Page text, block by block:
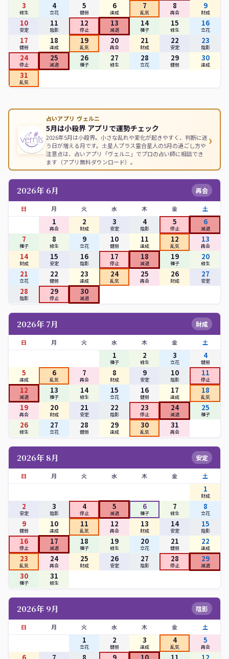
3
緑生
4
立花
5
健弱
6
達成
7
乱気
8
再会
9
財成
10
安定
11
陰影
12
停止
13
減退
14
種子
15
緑生
16
立花
17
健弱
18
達成
19
乱気
20
再会
21
財成
22
安定
23
陰影
24
停止
25
減退
26
種子
27
緑生
28
立花
29
健弱
30
達成
31
乱気
占いアプリ ヴェルニ
5月は小殺界 アプリで運勢チェック
2026年5月は小殺界。小さな乱れや変化が起きやすく、判断に迷
う日が増える月です。土星人プラス霊合星人の5月の過ごし方や
注意点は、占いアプリ「ヴェルニ」でプロの占い師に相談でき
ます（アプリ無料ダウンロード）。
›
2026年 6月 再会
日 月 火 水 木 金 土
1
再会
2
財成
3
安定
4
陰影
5
停止
6
減退
7
種子
8
緑生
9
立花
10
健弱
11
達成
12
乱気
13
再会
14
財成
15
安定
16
陰影
17
停止
18
減退
19
種子
20
緑生
21
立花
22
健弱
23
達成
24
乱気
25
再会
26
財成
27
安定
28
陰影
29
停止
30
減退
2026年 7月 財成
日 月 火 水 木 金 土
1
種子
2
緑生
3
立花
4
健弱
5
達成
6
乱気
7
再会
8
財成
9
安定
10
陰影
11
停止
12
減退
13
種子
14
緑生
15
立花
16
健弱
17
達成
18
乱気
19
再会
20
財成
21
安定
22
陰影
23
停止
24
減退
25
種子
26
緑生
27
立花
28
健弱
29
達成
30
乱気
31
再会
2026年 8月 安定
日 月 火 水 木 金 土
1
財成
2
安定
3
陰影
4
停止
5
減退
6
種子
7
緑生
8
立花
9
健弱
10
達成
11
乱気
12
再会
13
財成
14
安定
15
陰影
16
停止
17
減退
18
種子
19
緑生
20
立花
21
健弱
22
達成
23
乱気
24
再会
25
財成
26
安定
27
陰影
28
停止
29
減退
30
種子
31
緑生
2026年 9月 陰影
日 月 火 水 木 金 土
1
立花
2
健弱
3
達成
4
乱気
5
再会